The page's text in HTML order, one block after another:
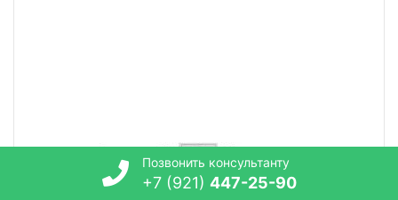
Позвонить консультанту
+7 (921) 447-25-90